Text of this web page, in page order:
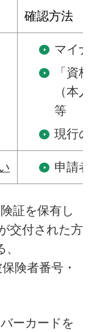
確認方法
マイ
「資
（本
等
現行
申請
証を保有し
交付された方
険者番号・
ーカードを